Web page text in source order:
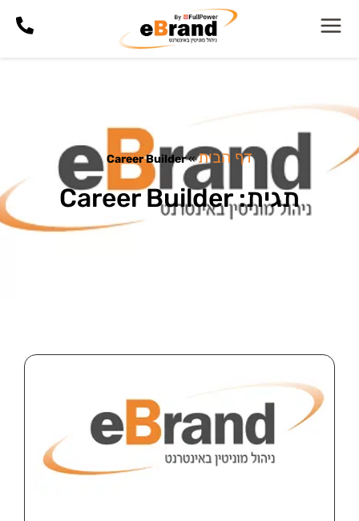
דף הבית»
Career Builder
תגית: Career Builder